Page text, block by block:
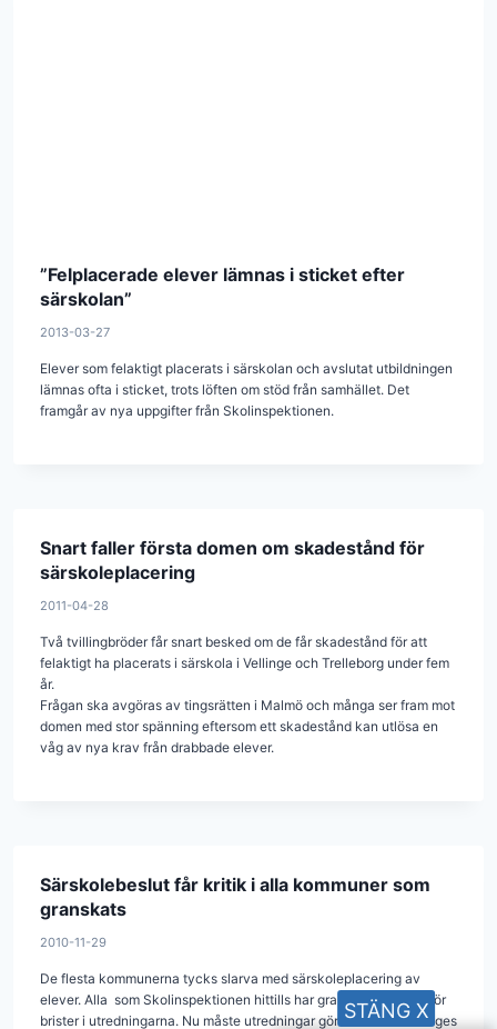
”Felplacerade elever lämnas i sticket efter
särskolan”
2013-03-27
Elever som felaktigt placerats i särskolan och avslutat utbildningen
lämnas ofta i sticket, trots löften om stöd från samhället. Det
framgår av nya uppgifter från Skolinspektionen.
Snart faller första domen om skadestånd för
särskoleplacering
2011-04-28
Två tvillingbröder får snart besked om de får skadestånd för att
felaktigt ha placerats i särskola i Vellinge och Trelleborg under fem
år.
Frågan ska avgöras av tingsrätten i Malmö och många ser fram mot
domen med stor spänning eftersom ett skadestånd kan utlösa en
våg av nya krav från drabbade elever.
Särskolebeslut får kritik i alla kommuner som
granskats
2010-11-29
De flesta kommunerna tycks slarva med särskoleplacering av
elever. Alla som Skolinspektionen hittills har granskat får kritik för
brister i utredningarna. Nu måste utredningar göras om och stöd ges
STÄNG X